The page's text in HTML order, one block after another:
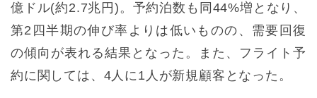
億ドル(約2.7兆円)。予約泊数も同44%増となり、
第2四半期の伸び率よりは低いものの、需要回復
の傾向が表れる結果となった。また、フライト予
約に関しては、4人に1人が新規顧客となった。